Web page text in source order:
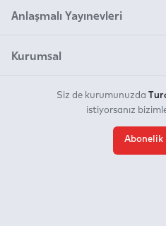
Anlaşmalı Yayınevleri
Kurumsal
Siz de kurumunuzda
istiyorsanız
Abonelik